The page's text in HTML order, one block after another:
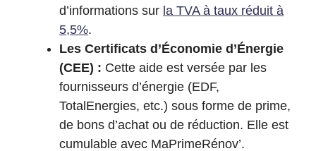
d’informations sur la TVA à taux réduit à
5,5%.
Les Certificats d’Économie d’Énergie
(CEE) : Cette aide est versée par les
fournisseurs d’énergie (EDF,
TotalEnergies, etc.) sous forme de prime,
de bons d’achat ou de réduction. Elle est
cumulable avec MaPrimeRénov’.